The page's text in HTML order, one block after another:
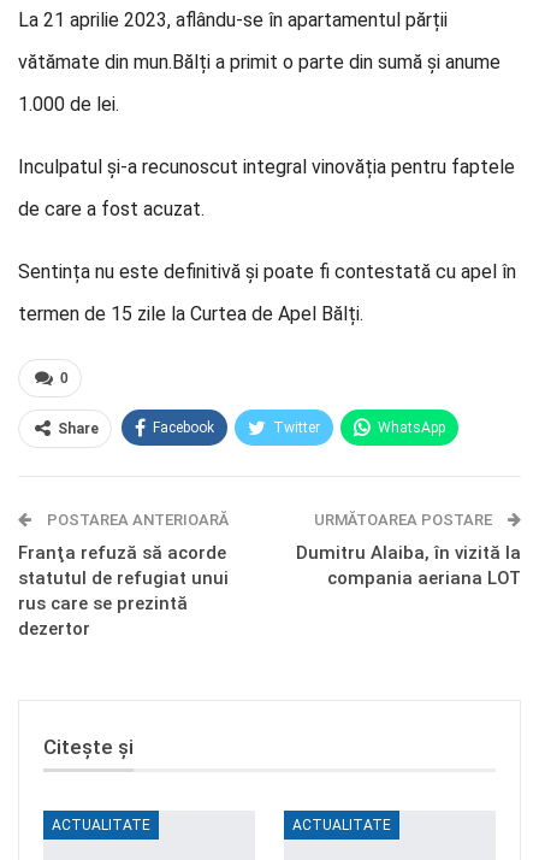
La 21 aprilie 2023, aflându-se în apartamentul părții
vătămate din mun.Bălți a primit o parte din sumă și anume
1.000 de lei.
Inculpatul și-a recunoscut integral vinovăția pentru faptele
de care a fost acuzat.
Sentința nu este definitivă și poate fi contestată cu apel în
termen de 15 zile la Curtea de Apel Bălți.
0
Share Facebook Twitter WhatsApp
Telegram OK.ru
POSTAREA ANTERIOARĂ
Franţa refuză să acorde
statutul de refugiat unui
rus care se prezintă
dezertor
URMĂTOAREA POSTARE
Dumitru Alaiba, în vizită la
compania aeriana LOT
Citește și
ACTUALITATE ACTUALITATE